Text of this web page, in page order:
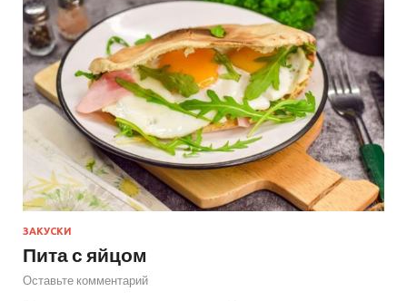
ЗАКУСКИ
Пита с яйцом
Оставьте комментарий